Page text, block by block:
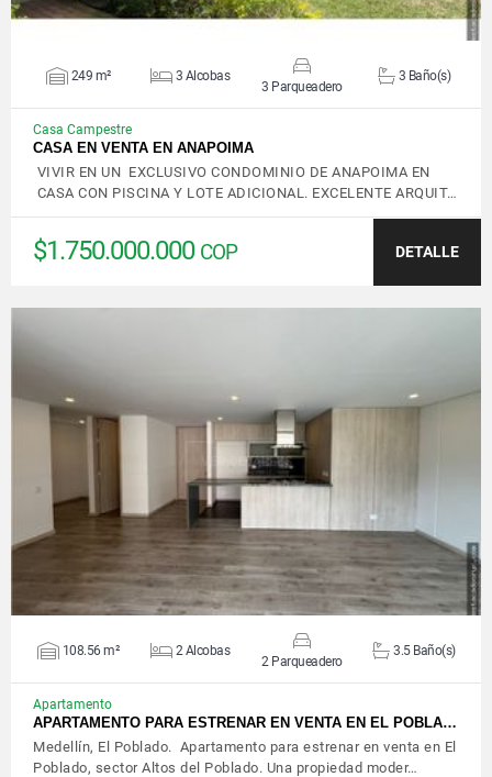
249 m² 3 Alcobas
3 Parqueadero
3 Baño(s)
Casa Campestre
CASA EN VENTA EN ANAPOIMA
VIVIR EN UN EXCLUSIVO CONDOMINIO DE ANAPOIMA EN
CASA CON PISCINA Y LOTE ADICIONAL. EXCELENTE ARQUIT…
$1.750.000.000 COP DETALLE
VER DETALLES
108.56 m² 2 Alcobas
2 Parqueadero
3.5 Baño(s)
Apartamento
APARTAMENTO PARA ESTRENAR EN VENTA EN EL POBLA…
Medellín, El Poblado. Apartamento para estrenar en venta en El
Poblado, sector Altos del Poblado. Una propiedad moder…